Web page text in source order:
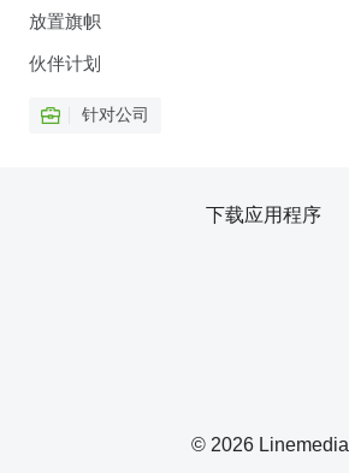
放置旗帜
伙伴计划
针对公司
© 2026 Linemedia
下载应用程序